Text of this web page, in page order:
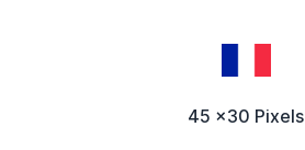
45 x30 Pixels